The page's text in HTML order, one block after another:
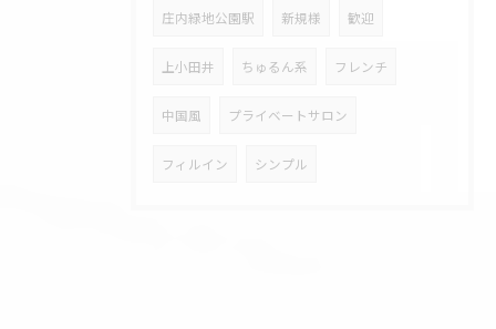
庄内緑地公園駅 新規様 歓迎
上小田井 ちゅるん系 フレンチ
中国風 プライベートサロン
フィルイン シンプル